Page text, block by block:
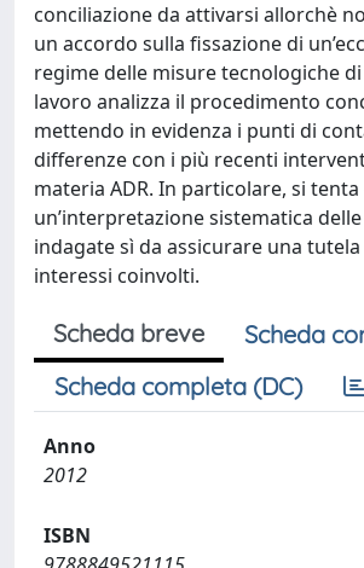
conciliazione da attivarsi allorchè
un accordo sulla fissazione di
regime delle misure tecnologiche
lavoro analizza il procedimento
mettendo in evidenza i punti di
differenze con i più recenti
materia ADR. In particolare, si
un’interpretazione sistematica
indagate sì da assicurare una
interessi coinvolti.
Scheda breve
Scheda
Scheda completa (DC)
Anno
2012
ISBN